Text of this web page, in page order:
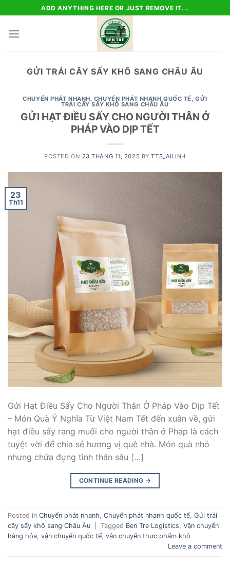
to
content
ADD ANYTHING HERE OR JUST REMOVE IT...
GỬI TRÁI CÂY SẤY KHÔ SANG CHÂU ÂU
CHUYỂN PHÁT NHANH, CHUYỂN PHÁT NHANH QUỐC TẾ,GỬI
TRÁI CÂY SẤY KHÔ SANG CHÂU ÂU
GỬI HẠT ĐIỀU SẤY CHO NGƯỜI THÂN Ở
PHÁP VÀO DỊP TẾT
POSTED ON 23 THÁNG 11, 2025 BYTTS_AILINH
23
Th11
Gửi Hạt Điều Sấy Cho Người Thân Ở Pháp Vào Dịp Tết
– Món Quà Ý Nghĩa Từ Việt Nam Tết đến xuân về, gửi
hạt điều sấy rang muối cho người thân ở Pháp là cách
tuyệt vời để chia sẻ hương vị quê nhà. Món quà nhỏ
nhưng chứa đựng tình thân sâu […]
CONTINUE READING →
Posted in Chuyển phát nhanh Chuyển phát nhanh quốc tế Gửi trái
cây sấy khô sang Châu Âu
Tagged Ben Tre Logistics Vận chuyển
hàng hóa vận chuyển quốc tế vận chuyển thực phẩm khô
Leave a comment